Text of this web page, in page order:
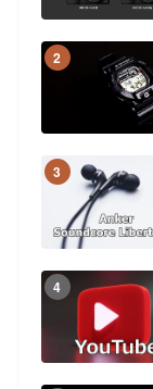
2
3
4